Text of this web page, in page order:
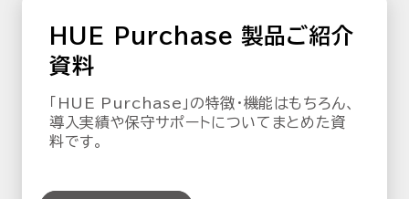
HUE Purchase 製品ご紹介
資料
「HUE Purchase」の特徴・機能はもちろん、
導入実績や保守サポートについてまとめた資
料です。